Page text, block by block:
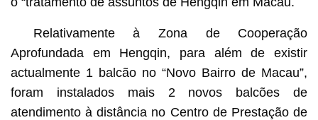
Relativamente à Zona de Cooperação
Aprofundada em Hengqin, para além de existir
actualmente 1 balcão no “Novo Bairro de Macau”,
foram instalados mais 2 novos balcões de
atendimento à distância no Centro de Prestação de